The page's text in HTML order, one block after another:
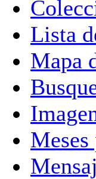
Lista
Mapa
Meses